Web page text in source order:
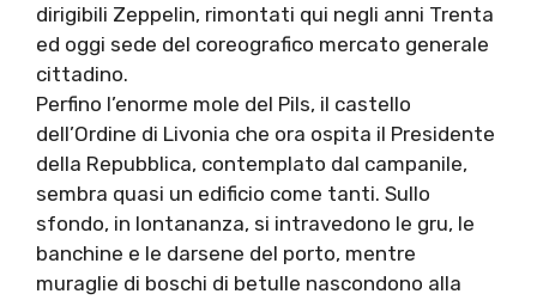
dirigibili Zeppelin, rimontati qui negli anni Trenta
ed oggi sede del coreografico mercato generale
cittadino.
Perfino l’enorme mole del Pils, il castello
dell’Ordine di Livonia che ora ospita il Presidente
della Repubblica, contemplato dal campanile,
sembra quasi un edificio come tanti. Sullo
sfondo, in lontananza, si intravedono le gru, le
banchine e le darsene del porto, mentre
muraglie di boschi di betulle nascondono alla